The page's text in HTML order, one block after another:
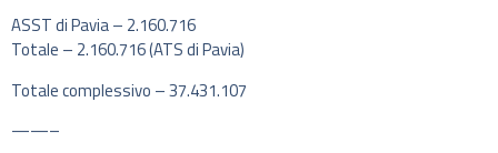
ASST di Pavia – 2.160.716​
Totale – 2.160.716 (ATS di Pavia)​
Totale complessivo – 37.431.107
——–